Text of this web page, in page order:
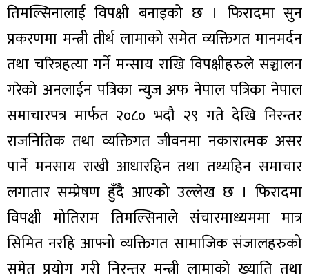
तिमल्सिनालाई विपक्षी बनाइको छ । फिरादमा सुन
प्रकरणमा मन्त्री तीर्थ लामाको समेत व्यक्तिगत मानमर्दन
तथा चरित्रहत्या गर्ने मन्साय राखि विपक्षीहरुले सञ्चालन
गरेको अनलाईन पत्रिका न्युज अफ नेपाल पत्रिका नेपाल
समाचारपत्र मार्फत २०८० भदौ २९ गते देखि निरन्तर
राजनितिक तथा व्यक्तिगत जीवनमा नकारात्मक असर
पार्ने मनसाय राखी आधारहिन तथा तथ्यहिन समाचार
लगातार सम्प्रेषण हुँदै आएको उल्लेख छ । फिरादमा
विपक्षी मोतिराम तिमल्सिनाले संचारमाध्यममा मात्र
सिमित नरहि आफ्नो व्यक्तिगत सामाजिक संजालहरुको
समेत प्रयोग गरी निरन्तर मन्त्री लामाको ख्याति तथा